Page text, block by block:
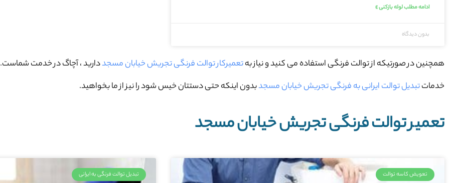
ادامه مطلب لوله بازکنی »
بدون دیدگاه
همچنین در صورتیکه از توالت فرنگی استفاده می کنید و نیاز بهتعمیرکار توالت فرنگی تجریش خیابان مسجددارید ، آچاگ در خدمت شماست.
خدماتتبدیل توالت ایرانی به فرنگی تجریش خیابان مسجدبدون اینکه حتی دستتان خیس شود را نیز از ما بخواهید.
تعمیر توالت فرنگی تجریش خیابان مسجد
تعویض کاسه توالت تبدیل توالت فرنگی به ایرانی